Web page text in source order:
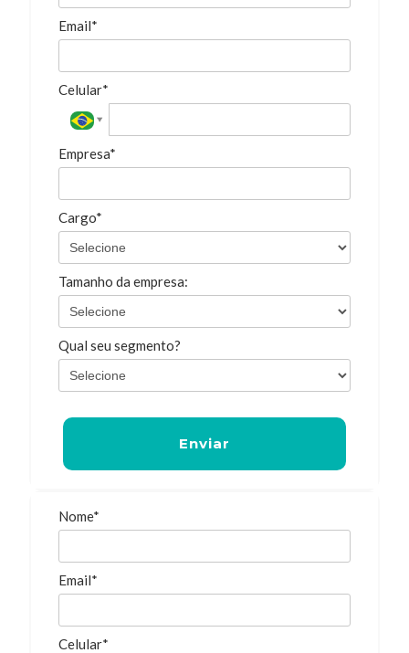
Email*
Celular*
Empresa*
Cargo*
Tamanho da empresa:
Qual seu segmento?
Enviar
Nome*
Email*
Celular*